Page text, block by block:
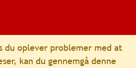
du oplever problemer med at
kan du gennemgå denne